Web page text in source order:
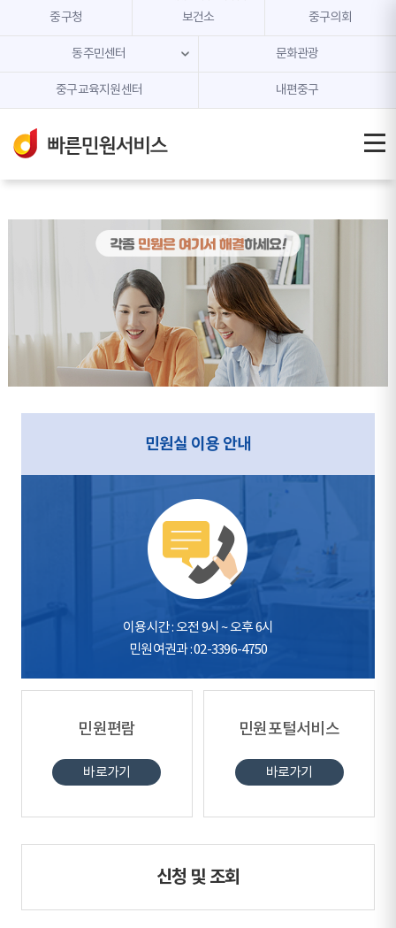
본문 내용 바로가기
주메뉴 바로가기
중구청 보건소 중구의회
동주민센터 문화관광
중구교육지원센터 내편중구
민원실 이용 안내
이용시간 : 오전 9시 ~ 오후 6시
민원여권과 : 02-3396-4750
민원편람
바로가기
민원포털서비스
바로가기
신청 및 조회